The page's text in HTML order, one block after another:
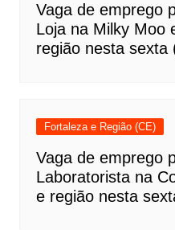
Vaga de emprego
Loja na Milky Moo
região nesta sexta
Fortaleza e Região (CE)
Vaga de emprego
Laboratorista na
e região nesta